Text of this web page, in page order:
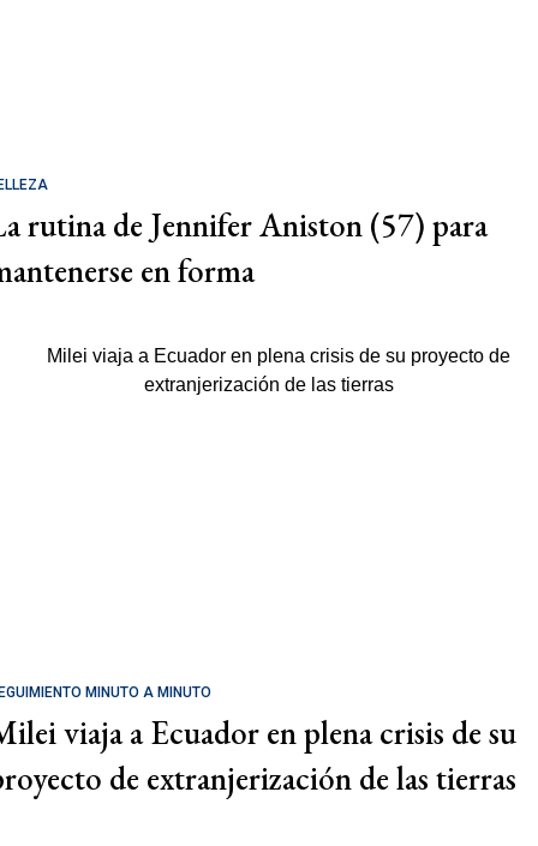
rutina de Jennifer Aniston (57) para
en forma
MINUTO A MINUTO
viaja a Ecuador en plena crisis de su
de extranjerización de las tierras